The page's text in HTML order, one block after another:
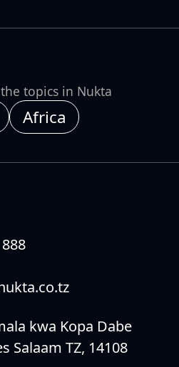
topics in Nukta
Africa
kwa Kopa Dabe
Salaam TZ, 14108